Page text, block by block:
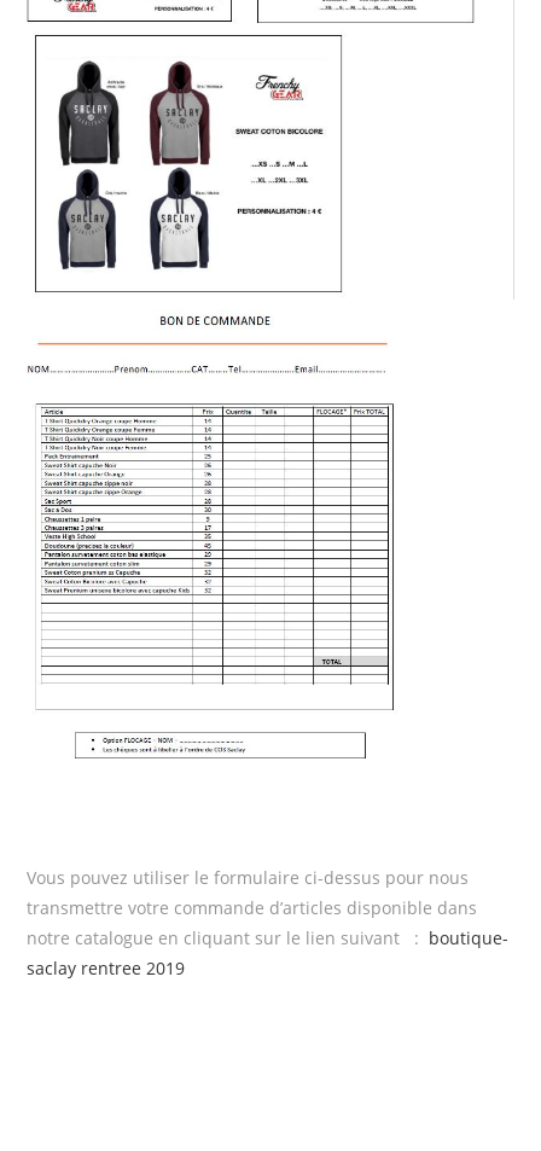
Vous pouvez utiliser le formulaire ci-dessus pour nous
transmettre votre commande d’articles disponible dans
notre catalogue en cliquant sur le lien suivant : boutique-
saclay rentree 2019